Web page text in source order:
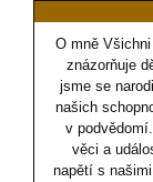
O mně
znázorňuje
jsme se
našich
v
věci a
napětí s